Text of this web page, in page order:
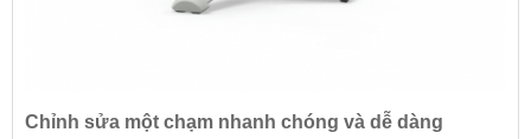
Chỉnh sửa một chạm nhanh chóng và dễ dàng